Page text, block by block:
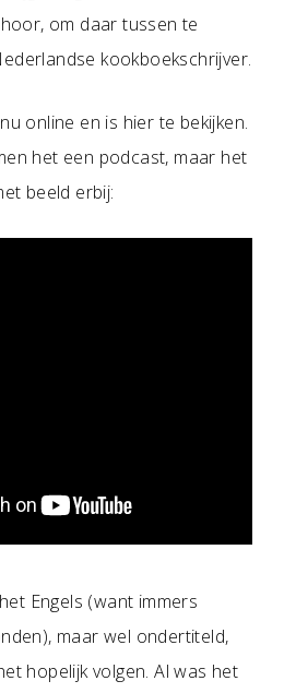
om daar tussen te
kookboekschrijver.
online en is hier te bekijken.
het een podcast, maar het
beeld erbij:
Engels (want immers
maar wel ondertiteld,
hopelijk volgen. Al was het